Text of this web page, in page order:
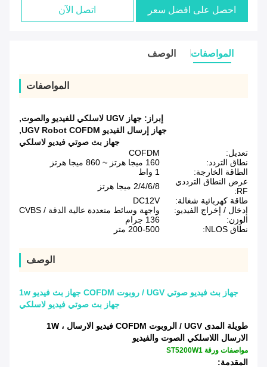
احصل على افضل سعر اتصل الآن
المواصفات الوصف
المواصفات
إبراز: جهاز UGV لاسلكي للفيديو والصوت
,
جهاز إرسال الفيديو UGV Robot COFDM
,
جهاز بث صوتي فيديو لاسلكي
تعديل:
COFDM
نطاق التردد:
160 ميجا هرتز ~ 860 ميجا هرتز
الطاقة الخارجة:
1 واط
عرض النطاق الترددي
RF:
2/4/6/8 ميجا هرتز
طاقة كهربائية شغالة:
DC12V
إدخال / إخراج الفيديو:
واجهة وسائط متعددة عالية الدقة / CVBS
الوزن:
136 جرام
نطاق NLOS:
200-500 متر
الوصف
جهاز بث فيديو صوتي UGV / روبوت COFDM جهاز بث فيديو 1w
جهاز بث صوتي فيديو لاسلكي
طويلة المدى UGV / الروبوت COFDM فيديو الارسال ، 1W
الارسال اللاسلكي الصوت والفيديو
مواصفات ورقة ST5200W1
المقدمة: